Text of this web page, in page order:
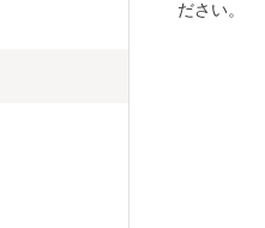
ださい。